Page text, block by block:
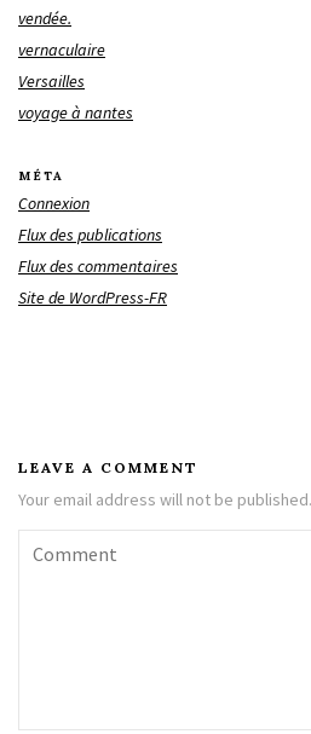
vendée.
vernaculaire
Versailles
voyage à nantes
MÉTA
Connexion
Flux des publications
Flux des commentaires
Site de WordPress-FR
LEAVE A COMMENT
Your email address will not be published.